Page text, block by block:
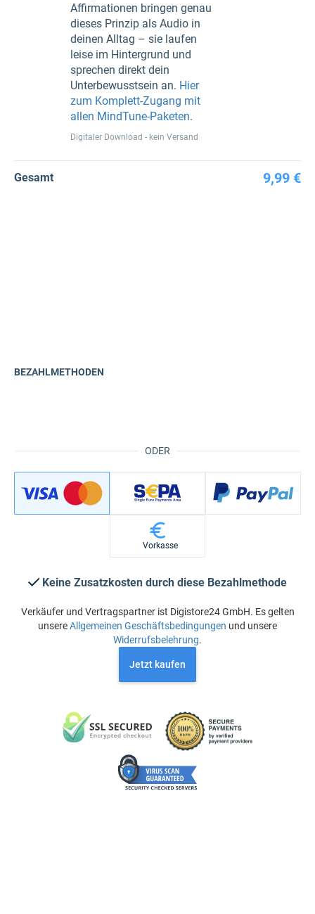
Affirmationen bringen genau
dieses Prinzip als Audio in
deinen Alltag – sie laufen
leise im Hintergrund und
sprechen direkt dein
Unterbewusstsein an. Hier
zum Komplett-Zugang mit
allen MindTune-Paketen.
Digitaler Download - kein Versand
Gesamt 9,99 €
ODER
BEZAHLMETHODEN
Vorkasse
Keine Zusatzkosten durch diese Bezahlmethode
Verkäufer und Vertragspartner ist Digistore24 GmbH. Es gelten
unsereAllgemeinen Geschäftsbedingungen und unsere
Widerrufsbelehrung.
Jetzt kaufen